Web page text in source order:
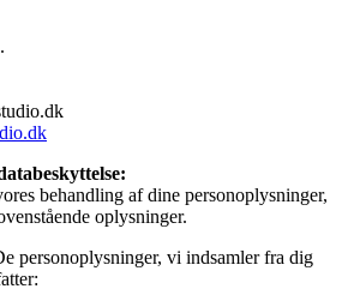
behandling af dine personoplysninger,
oplysninger.
personoplysninger, vi indsamler fra dig